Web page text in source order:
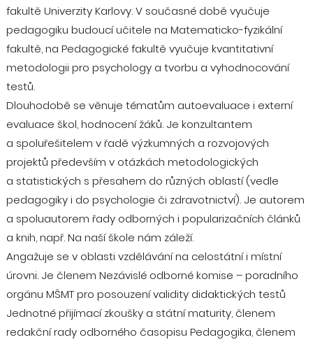
fakultě Univerzity Karlovy. V současné době vyučuje
pedagogiku budoucí učitele na Matematicko-fyzikální
fakultě, na Pedagogické fakultě vyučuje kvantitativní
metodologii pro psychology a tvorbu a vyhodnocování
testů.
Dlouhodobě se věnuje tématům autoevaluace i externí
evaluace škol, hodnocení žáků. Je konzultantem
a spoluřešitelem v řadě výzkumných a rozvojových
projektů především v otázkách metodologických
a statistických s přesahem do různých oblastí (vedle
pedagogiky i do psychologie či zdravotnictví). Je autorem
a spoluautorem řady odborných i popularizačních článků
a knih, např. Na naší škole nám záleží.
Angažuje se v oblasti vzdělávání na celostátní i místní
úrovni. Je členem Nezávislé odborné komise – poradního
orgánu MŠMT pro posouzení validity didaktických testů
Jednotné přijímací zkoušky a státní maturity, členem
redakční rady odborného časopisu Pedagogika, členem